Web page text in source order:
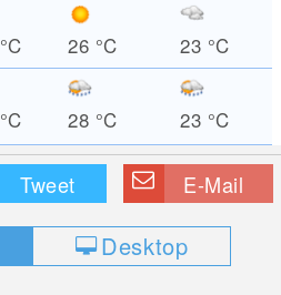
°C 26 °C 23 °C
°C 28 °C 23 °C
Tweet E-Mail
Desktop